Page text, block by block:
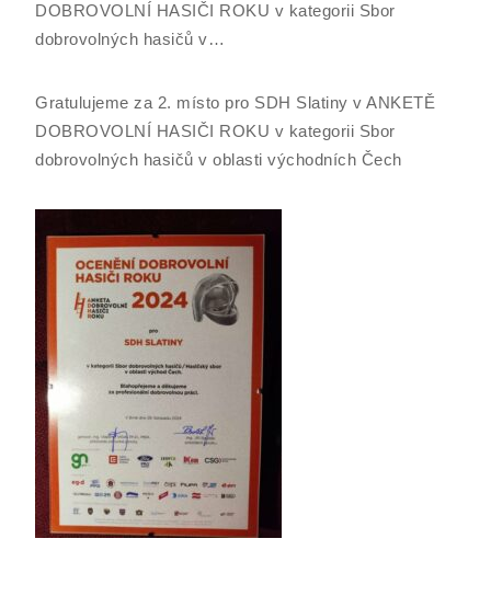
DOBROVOLNÍ HASIČI ROKU v kategorii Sbor
dobrovolných hasičů v…
Gratulujeme za 2. místo pro SDH Slatiny v ANKETĚ
DOBROVOLNÍ HASIČI ROKU v kategorii Sbor
dobrovolných hasičů v oblasti východních Čech